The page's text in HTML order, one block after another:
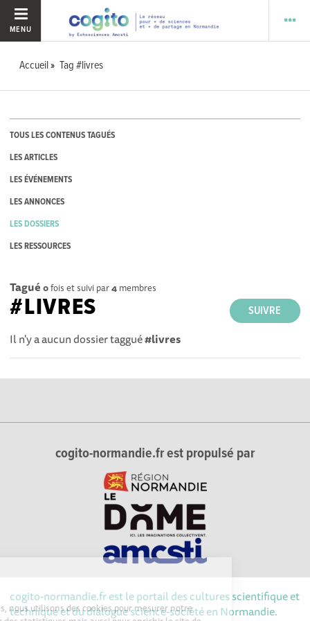
nous utilisons des cookies pour mesurer notre
MENU
Accueil Tag #livres
TOUS LES CONTENUS TAGUÉS
LES ARTICLES
LES ÉVÉNEMENTS
LES ANNONCES
LES DOSSIERS
LES RESSOURCES
Tagué 0fois et suivi par4 membres
SUIVRE
#LIVRES
Il n'y a aucun dossier taggué#livres
cogito-normandie.fr est propulsé par
cogito-normandie.fr est le portail des cultures scientifique et
technique et du dialogue science-société en Normandie.